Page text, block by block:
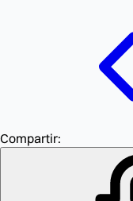
Compartir: